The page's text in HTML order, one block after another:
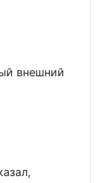
внешний